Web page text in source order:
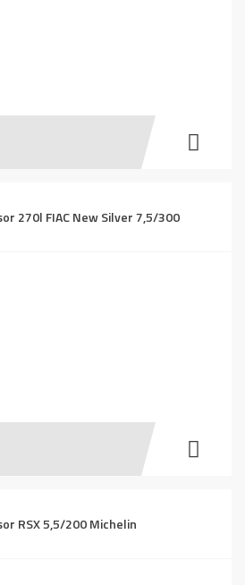
270l FIAC New Silver 7,5/300
RSX 5,5/200 Michelin